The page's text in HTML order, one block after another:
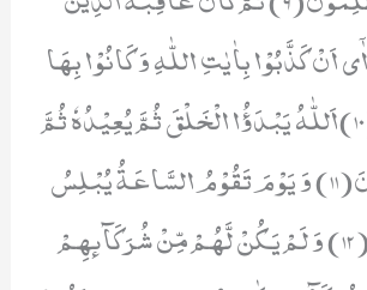
اَنْ كَذَّبُوْا بِاٰیٰتِ اللّٰهِ وَ كَانُوْا بِهَا
یَسْتَهْزِءُوْنَ(10)اَللّٰهُ یَبْدَؤُا الْخَلْقَ ثُمَّ یُعِیْدُهٗ ثُمَّ
اِلَیْهِ تُرْجَعُوْنَ(11) وَ یَوْمَ تَقُوْمُ السَّاعَةُ یُبْلِسُ
الْمُجْرِمُوْنَ(12) وَ لَمْ یَكُنْ لَّهُمْ مِّنْ شُرَكَآىٕهِمْ